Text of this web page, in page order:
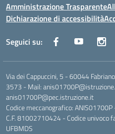
Amministrazione Trasparente
Dichiarazione di accessibilità
Seguici su:
Via dei Cappuccini, 5 - 60044
3573 - Mail:
anis01700P@pec.istruzione.it
Codice meccanografico:
C.F. 81002710424 - Codice univoco
UFBMDS